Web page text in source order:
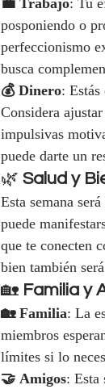
posponiendo o
perfeccionismo
busca
💰 Dinero:
Considera
impulsivas
puede darte un
🌿 Salud y
Esta semana
puede
que te conecten
bien también
🏡 Familia y
🏡 Familia: La
miembros
límites si lo
🤝 Amigos: